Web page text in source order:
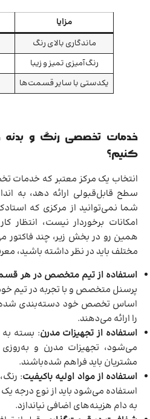
مزایا
ماندگاری بالای رنگ
رنگ‌آمیزی تمیز و زیبا
یکدستی با سایر قسمت‌ها
خدمات تخصصی رنگ و بدنه
کنیم؟
انتخاب یک مرکز معتبر که خدمات
سطح قابل‌قبولی ارائه دهد، به
شما نمی‌توانید از مرکزی که
امکانات برخوردار نیست، انتظار
همین رو در بخش زیر، چند فاکتور
مختلف باید در نظر داشته باشید،
استفاده از تیم متخصص در هر
پرسنل متخصص و با تجربه در تیم
اساس تخصص خود دسته‌بندی
را ارائه می‌دهند.
استفاده از تجهیزات مدرن: بسته به
می‌شود، تجهیزات مدرن و به‌روزی
مشتریان باید فراهم شده‌باشند.
استفاده از مواد اولیه باکیفیت:
استفاده می‌شود باید از نوع درجه یک
به دام هزینه‌های اضافی نیاندازد.